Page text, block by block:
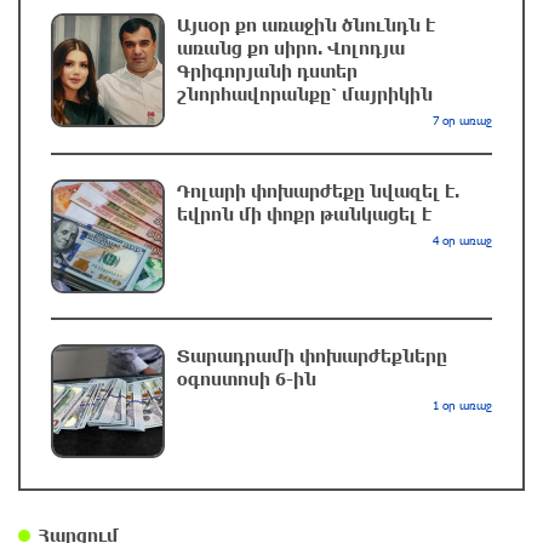
6 ժամ առաջ
ԱՄՆ վերաքննիչ դատարանը արգելափակել է
Թրամփի 400 միլիոն դոլար արժողությամբ
6 ժամ առաջ
Փրկարարները հայտանաբերել են մոլորված
զբոսաշրջիկներին
6 ժամ առաջ
Սարյան փողոցի բնակարաններից մեկում
պայթյունի հետևանքով 55-ամյա տղամարդը
այրվածքներով տեղափոխվել է
Այսօր քո առաջին ծնունդն է
առանց քո սիրո. Վոլոդյա
Գրիգորյանի դստեր
շնորհավորանքը՝ մայրիկին
7 օր առաջ
Դոլարի փոխարժեքը նվազել է.
եվրոն մի փոքր թանկացել է
4 օր առաջ
Տարադրամի փոխարժեքները
օգոստոսի 6-ին
1 օր առաջ
Հարցում